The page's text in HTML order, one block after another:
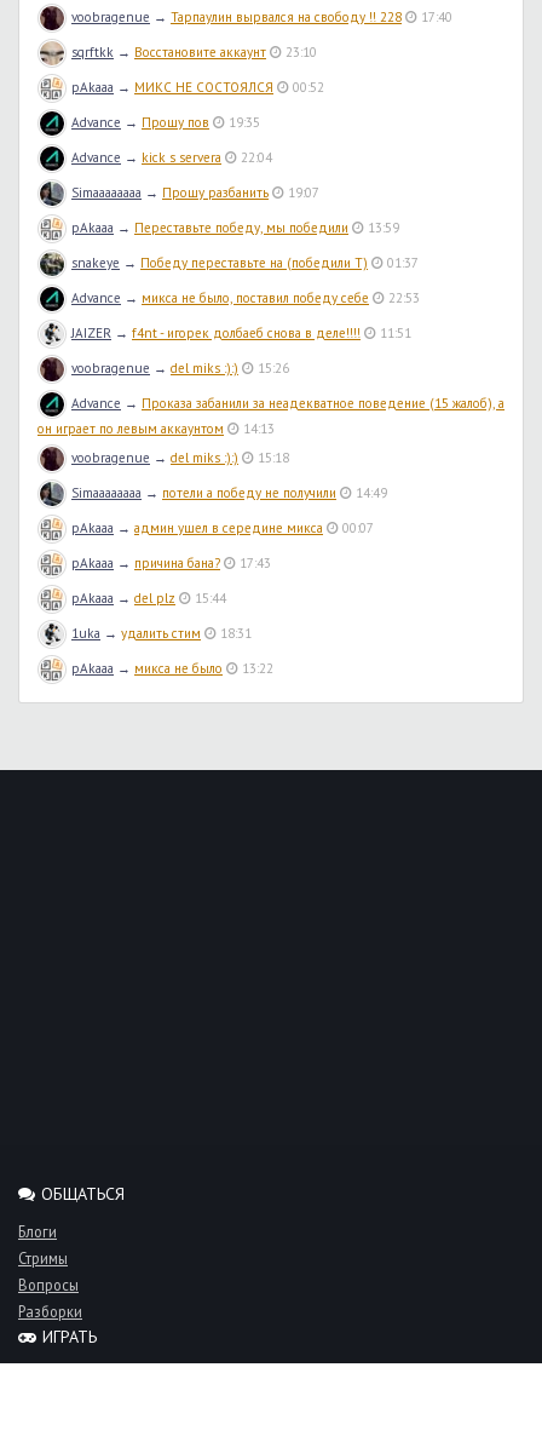
voobragenue → Тарпаулин вырвался на свободу !! 228 17:40
sqrftkk → Восстановите аккаунт 23:10
pAkaaa → МИКС НЕ СОСТОЯЛСЯ 00:52
Advance → Прошу пов 19:35
Advance → kick s servera 22:04
Simaaaaaaaa → Прошу разбанить 19:07
pAkaaa → Переставьте победу, мы победили 13:59
snakeye → Победу переставьте на (победили T) 01:37
Advance → микса не было, поставил победу себе 22:53
JAIZER → f4nt - игорек долбаеб снова в деле!!!! 11:51
voobragenue → del miks :):) 15:26
Advance → Проказа забанили за неадекватное поведение (15 жалоб), а
он играет по левым аккаунтом
14:13
voobragenue → del miks :):) 15:18
Simaaaaaaaa → потели а победу не получили 14:49
pAkaaa → админ ушел в середине микса 00:07
pAkaaa → причина бана? 17:43
pAkaaa → del plz 15:44
1uka → удалить стим 18:31
pAkaaa → микса не было 13:22
ОБЩАТЬСЯ
Блоги
Стримы
Вопросы
Разборки
ИГРАТЬ